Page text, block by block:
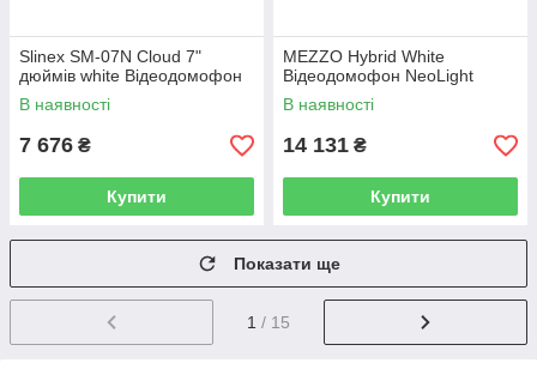
Slinex SM-07N Cloud 7"
дюймів white Відеодомофон
В наявності
7 676 ₴
Купити
MEZZO Hybrid White
Відеодомофон NeoLight
В наявності
14 131 ₴
Купити
Показати ще
1 / 15